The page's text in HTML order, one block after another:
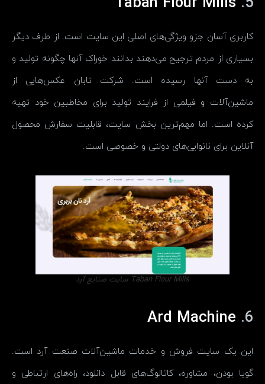
کاربری آسان جزو ویژگی‌های اصلی این سایت است. از طرف دیگر
بسیاری از مردم ترجیح می‌دهند بدانند خوراک آنها چگونه تولید و
به دست آنها رسیده است. شرکت تابان عکس‌هایی از
ماشین‌آلات و فیلمی از فرایند تولید برای مخاطبین خود تهیه
کرده است. اما مهم‌ترین بخش سایت، قابلیت سفارش محصول
آنلاین برای نانوایی‌های دولتی و خصوصی است.
Taban Flour Mills سایت صنایع آرد
6.
Ard Machine
این یک سایت فروش و خدمات ماشین‌آلات صنعت آرد است.
گویا بودن، مشاوره، کاتالوگ‌های قابل دانلود، راه‌های ارتباطی و